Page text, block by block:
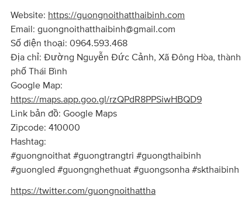
Website: https://guongnoithatthaibinh.com
Email: guongnoithatthaibinh@gmail.com
Số điện thoại: 0964.593.468
Địa chỉ: Đường Nguyễn Đức Cảnh, Xã Đông Hòa, thành
phố Thái Bình
Google Map:
https://maps.app.goo.gl/rzQPdR8PPSiwHBQD9
Link bản đồ: Google Maps
Zipcode: 410000
Hashtag:
#guongnoithat #guongtrangtri #guongthaibinh
#guongled #guongnghethuat #guongsonha #skthaibinh
https://twitter.com/guongnoithattha